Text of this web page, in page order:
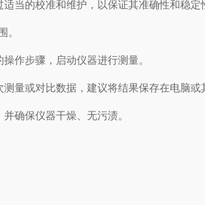
的校准和维护，以保证其准确性和稳定
。
作步骤，启动仪器进行测量。
或对比数据，建议将结果保存在电脑或
确保仪器干燥、无污渍。